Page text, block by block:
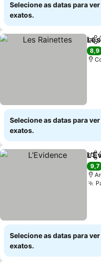
Selecione as datas para
exatos.
8,9
Selecione as datas para
exatos.
9,7
Selecione as datas para
exatos.